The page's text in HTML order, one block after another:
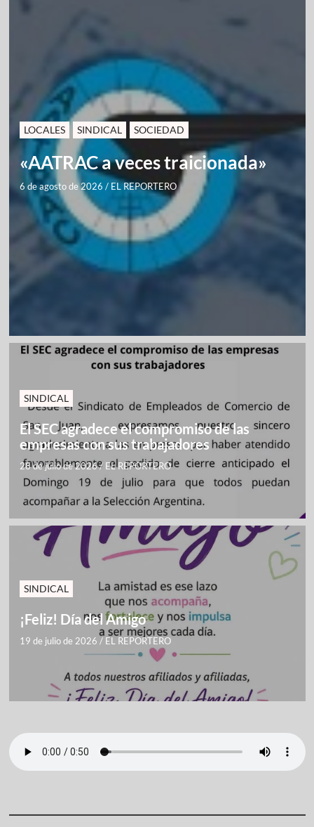
LOCALES SINDICAL SOCIEDAD
«AATRAC a veces traicionada»
6 de agosto de 2026 / EL REPORTERO
SINDICAL
El SEC agradece el compromiso de las
empresas con sus trabajadores
28 de julio de 2026/ EL REPORTERO
SINDICAL
¡Feliz! Día del Amigo
19 de julio de 2026 / EL REPORTERO